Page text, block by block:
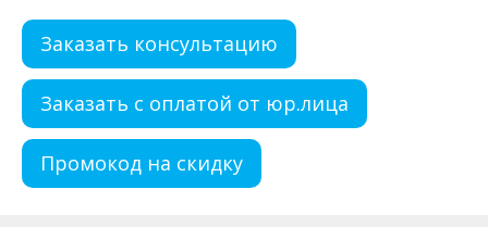
Заказать консультацию
Заказать с оплатой от юр.лица
Промокод на скидку